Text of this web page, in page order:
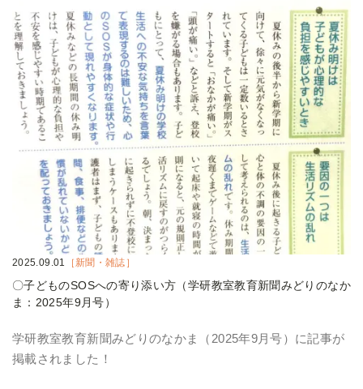
2025.09.01 ［新聞・雑誌］
〇子どものSOSへの寄り添い方（学研教室教育新聞みどりのなか
ま：2025年9月号）
学研教室教育新聞みどりのなかま（2025年9月号）に記事が
掲載されました！